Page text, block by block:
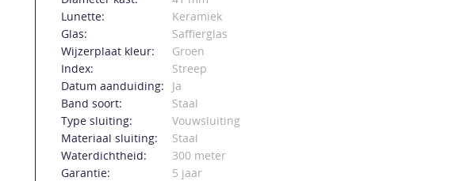
Lunette:
Keramiek
Glas:
Saffierglas
Wijzerplaat kleur:
Groen
Index:
Streep
Datum aanduiding:
Ja
Band soort:
Staal
Type sluiting:
Vouwsluiting
Materiaal sluiting:
Staal
Waterdichtheid:
300 meter
Garantie:
5 jaar